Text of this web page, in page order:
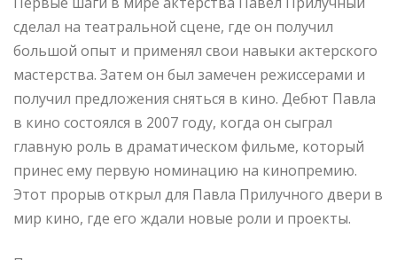
сделал на театральной сцене, где он получил
большой опыт и применял свои навыки актерского
мастерства. Затем он был замечен режиссерами и
получил предложения сняться в кино. Дебют Павла
в кино состоялся в 2007 году, когда он сыграл
главную роль в драматическом фильме, который
принес ему первую номинацию на кинопремию.
Этот прорыв открыл для Павла Прилучного двери в
мир кино, где его ждали новые роли и проекты.